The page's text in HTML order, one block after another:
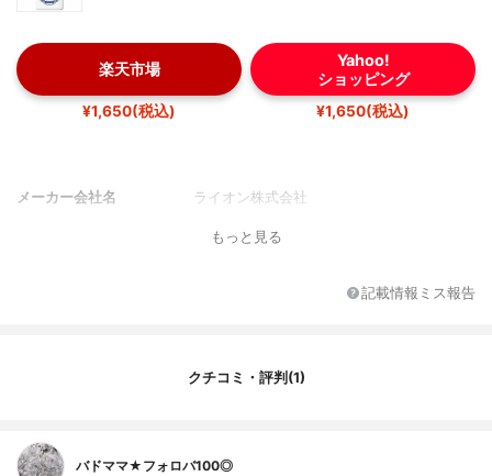
楽天市場
¥1,650(税込)
Yahoo!
ショッピング
¥1,650(税込)
メーカー会社名 ライオン株式会社
もっと見る
記載情報ミス報告
クチコミ・評判(1)
バドママ★フォロバ100◎